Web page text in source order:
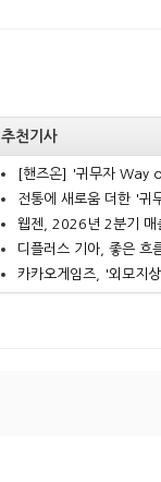
추천기사
[핸즈온] '귀무자 Way
전통에 새로움 더한 '귀
웹젠, 2026년 2분기 매
디플러스 기아, 좋은 흐
카카오게임즈, '외모지